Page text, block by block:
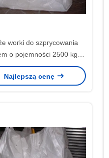
worki do szprycowania
o pojemności 2500 kg,
kolor biały
Najlepszą cenę